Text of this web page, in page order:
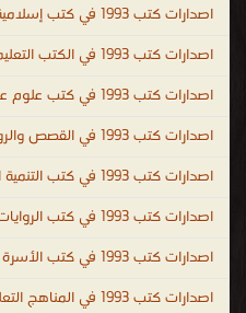
المولدافية ، اللغة النروجية ، اللغة
، اللغة السلوفاكية ، اللغة
، لغة التاجالوج ، اللغة الفلبينية ،
الوالونية ، اللغة الولوفية ، اللغة
الإسبرنتو ، الفولابوك ، اللغة
الكورية ، اللغة اليابانية ، كتب
اللغة التركية باللغة العربي ،
الفرنسية والشرح أيضا باللغة
اصدارات كتب 1993 في كتب إسلامية
اصدارات كتب 1993 في الكتب التعليمية
اصدارات كتب 1993 في كتب علوم عسكرية و قانون دولي
اصدارات كتب 1993 في القصص والروايات والمجلّات
اصدارات كتب 1993 في كتب التنمية البشرية
اصدارات كتب 1993 في كتب الروايات الأجنبية والعالمية
اصدارات كتب 1993 في كتب الأسرة والتربية الطبخ والديكور
اصدارات كتب 1993 في المناهج التعليمية والكتب الدراسية